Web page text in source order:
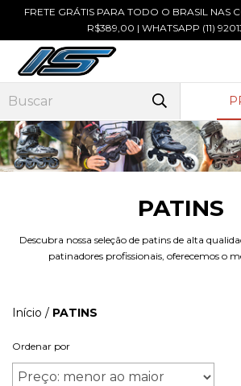
FRETE GRÁTIS PARA TODO O BRASIL NAS
R$389,00 | WHATSAPP (11)
PATINS
Descubra nossa seleção de patins de alta
patinadores profissionais, oferecemos o
Início / PATINS
Ordenar por